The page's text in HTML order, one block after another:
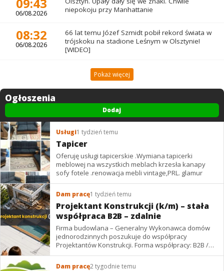
06/08.2026
niepokoju przy Manhattanie
08:32
06/08.2026
66 lat temu Józef Szmidt pobił rekord świata w
trójskoku na stadione Leśnym w Olsztynie!
[WIDEO]
Pokaż więcej
Ogłoszenia
Dodaj
Usługi1 tydzień temu
Tapicer
Oferuję usługi tapicerskie .Wymiana tapicerki
meblowej na wszystkich meblach krzesła kanapy
sofy fotele .renowacja mebli vintage,PRL. glamur
Dam pracę1 tydzień temu
Projektant Konstrukcji (k/m) – stała
współpraca B2B – zdalnie
Firma budowlana – Generalny Wykonawca domów
jednorodzinnych poszukuje do współpracy
Projektantów Konstrukcji. Forma współpracy: B2B /
podwykonawstwo – zdalnie. Wynagrodzenie: ✔
Stawki...
Dam pracę2 tygodnie temu